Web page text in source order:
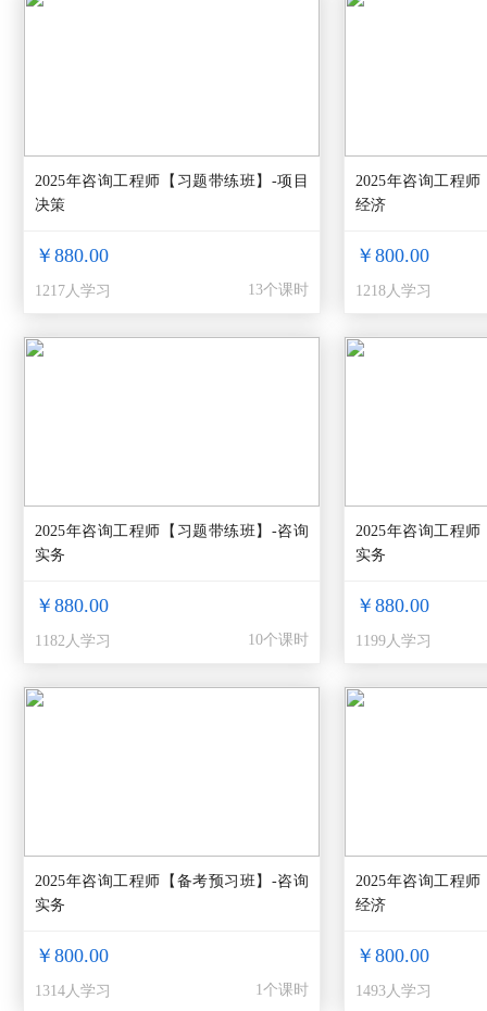
2025年咨询工程师【习题带练班】-项目
决策
￥880.00
1217人学习 13个课时
2025年咨询工程
经济
￥800.00
1218人学习
2025年咨询工程师【习题带练班】-咨询
实务
￥880.00
1182人学习 10个课时
2025年咨询工程
实务
￥880.00
1199人学习
2025年咨询工程师【备考预习班】-咨询
实务
￥800.00
1314人学习 1个课时
2025年咨询工程
经济
￥800.00
1493人学习